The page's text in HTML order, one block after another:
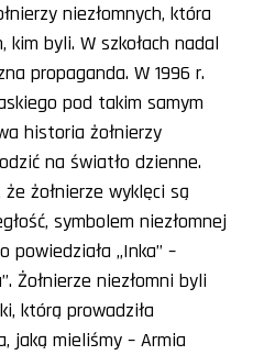
niezłomnych, która
kim byli. W szkołach nadal
propaganda. W 1996 r.
pod takim samym
historia żołnierzy
na światło dzienne.
żołnierze wyklęci są
symbolem niezłomnej
„Inka” –
Żołnierze niezłomni byli
którą prowadziła
jaką mieliśmy – Armia